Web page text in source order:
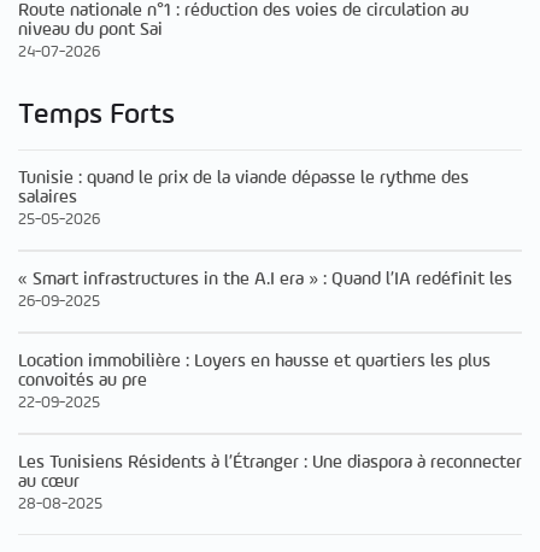
Route nationale n°1 : réduction des voies de circulation au
niveau du pont Sai
24-07-2026
Temps Forts
Tunisie : quand le prix de la viande dépasse le rythme des
salaires
25-05-2026
« Smart infrastructures in the A.I era » : Quand l’IA redéfinit les
26-09-2025
Location immobilière : Loyers en hausse et quartiers les plus
convoités au pre
22-09-2025
Les Tunisiens Résidents à l’Étranger : Une diaspora à reconnecter
au cœur
28-08-2025